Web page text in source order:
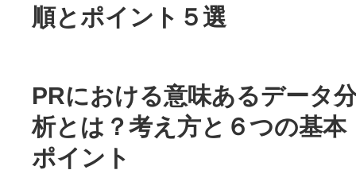
順とポイント５選
PRにおける意味あるデータ
析とは？考え方と６つの基本
ポイント